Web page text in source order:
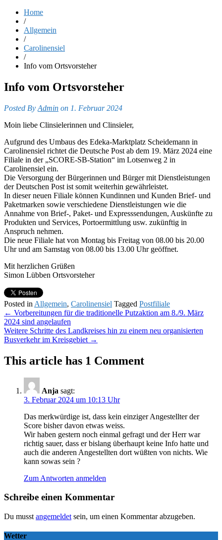
Home
/
Allgemein
/
Carolinensiel
/
Info vom Ortsvorsteher
Info vom Ortsvorsteher
Posted By Admin on 1. Februar 2024
Moin liebe Clinsielerinnen und Clinsieler,
Aufgrund des Umbaus des Edeka-Marktplatz Scheidemann in
Carolinensiel richtet die Deutsche Post ab dem 19. März 2024 eine
Filiale in der „SCORE-SB-Station“ im Lotsenweg 2 in
Carolinensiel ein.
Die Versorgung der Bürgerinnen und Bürger mit Dienstleistungen
der Deutschen Post ist somit weiterhin gewährleistet.
In dieser neuen Filiale können Kundinnen und Kunden Brief- und
Paketmarken sowie verschiedene Dienstleistungen wie die
Annahme von Brief-, Paket- und Expresssendungen, Auskünfte zu
Produkten und Services, Portoermittlung usw. zukünftig in
Anspruch nehmen.
Die neue Filiale hat von Montag bis Freitag von 08.00 bis 20.00
Uhr und am Samstag von 08.00 bis 13.00 Uhr geöffnet.
Mit herzlichen Grüßen
Simon Lübben Ortsvorsteher
Posted in Allgemein, Carolinensiel Tagged Postfiliale
Post
navigation
← Vorbereitungen für die traditionelle Putzaktion am 8./9. März
2024 sind angelaufen
Weitere Schritte des Landkreises hin zu einem neu organisierten
Busverkehr im Kreisgebiet →
This article has 1 Comment
Anja sagt:
3. Februar 2024 um 10:13 Uhr
Das merkwürdige ist, dass kein einziger Angestellter der
Score bisher davon etwas weiss.
Wir haben gestern noch einmal gefragt und der Herr war
richtig sauer, dass er bislang überhaupt keine Info hatte und
auch die anderen Angestellten dort wüßten von nichts. Wie
kann sowas sein ?
Zum Antworten anmelden
Schreibe einen Kommentar
Du musst angemeldet sein, um einen Kommentar abzugeben.
Wetter